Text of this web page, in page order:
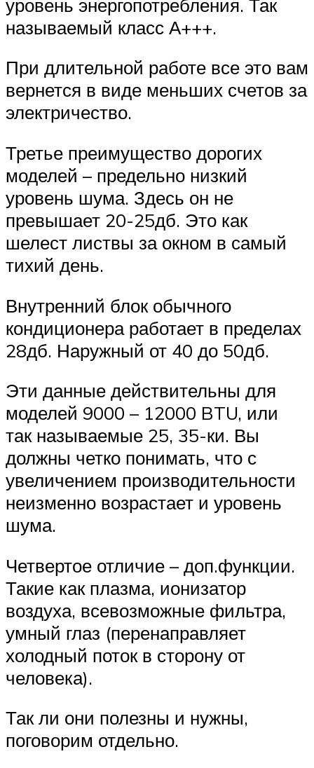
уровень энергопотребления. Так
называемый класс А+++.
При длительной работе все это вам
вернется в виде меньших счетов за
электричество.
Третье преимущество дорогих
моделей – предельно низкий
уровень шума. Здесь он не
превышает 20-25дб. Это как
шелест листвы за окном в самый
тихий день.
Внутренний блок обычного
кондиционера работает в пределах
28дб. Наружный от 40 до 50дб.
Эти данные действительны для
моделей 9000 – 12000 BTU, или
так называемые 25, 35-ки. Вы
должны четко понимать, что с
увеличением производительности
неизменно возрастает и уровень
шума.
Четвертое отличие – доп.функции.
Такие как плазма, ионизатор
воздуха, всевозможные фильтра,
умный глаз (перенаправляет
холодный поток в сторону от
человека).
Так ли они полезны и нужны,
поговорим отдельно.